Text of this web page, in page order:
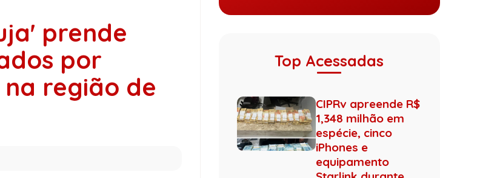
prende
por
região de
Top Acessadas
CIPRv apreende R$
1,348 milhão em
espécie, cinco
iPhones e
equipamento